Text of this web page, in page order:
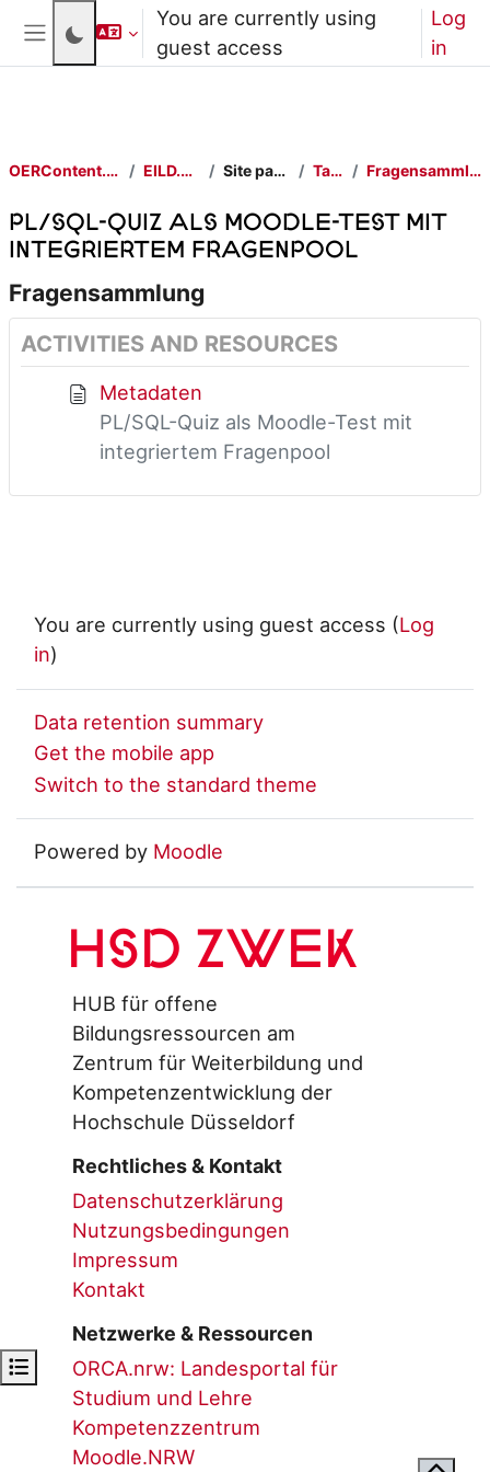
Skip to main contentYou are currently using
guest access
Log
in
Open course index
OERContent.nrw EILD.nrw Site pages Tags Fragensammlung
PL/SQL-Quiz als Moodle-Test mit
integriertem Fragenpool
Fragensammlung
ACTIVITIES AND RESOURCES
Metadaten
PL/SQL-Quiz als Moodle-Test mit
integriertem Fragenpool
You are currently using guest access (Log
in)
Data retention summary
Get the mobile app
Switch to the standard theme
Powered by Moodle
HSD ZWEK
HUB für offene
Bildungsressourcen am
Zentrum für Weiterbildung und
Kompetenzentwicklung der
Hochschule Düsseldorf
Rechtliches & Kontakt
Datenschutzerklärung
Nutzungsbedingungen
Impressum
Kontakt
Netzwerke & Ressourcen
ORCA.nrw: Landesportal für
Studium und Lehre
Kompetenzzentrum
Moodle.NRW